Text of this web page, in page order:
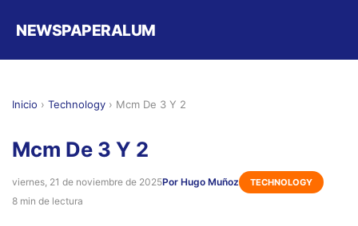
NEWSPAPERALUM
Inicio › Technology › Mcm De 3 Y 2
Mcm De 3 Y 2
viernes, 21 de noviembre de 2025Por Hugo Muñoz TECHNOLOGY
8 min de lectura